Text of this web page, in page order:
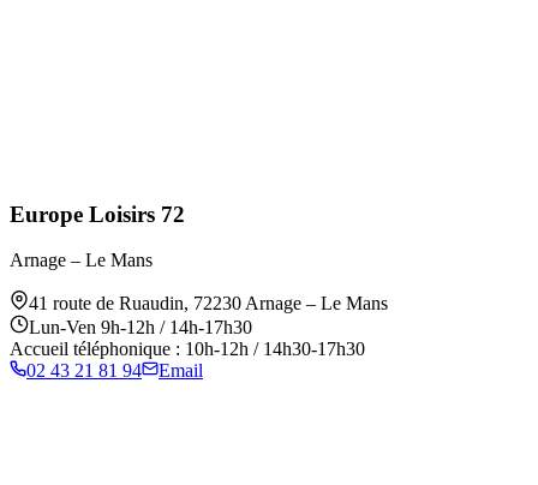
Europe Loisirs 72
Arnage – Le Mans
41 route de Ruaudin, 72230 Arnage – Le Mans
Lun-Ven 9h-12h / 14h-17h30
Accueil téléphonique : 10h-12h / 14h30-17h30
02 43 21 81 94
Email